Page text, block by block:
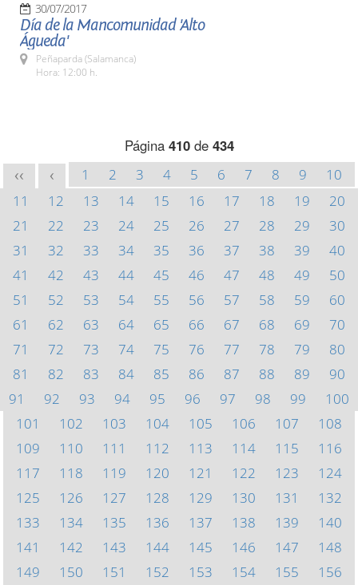
30/07/2017
Día de la Mancomunidad 'Alto
Águeda'
Peñaparda (Salamanca)
Hora: 12:00 h.
Página 410de 434
<< < 1 2 3 4 5 6 7 8 9
10
11
12 13 14 15 16 17 18 19
20
21
22 23 24 25 26 27 28 29
30
31
32 33 34 35 36 37 38 39
40
41
42 43 44 45 46 47 48 49
50
51
52 53 54 55 56 57 58 59
60
61
62 63 64 65 66 67 68 69
70
71
72 73 74 75 76 77 78 79
80
81
82 83 84 85 86 87 88 89
90
91
92 93 94 95 96 97 98 99
100
101
102 103 104 105 106 107
108
109
110 111 112 113 114 115
116
117
118 119 120 121 122 123
124
125
126 127 128 129 130 131
132
133
134 135 136 137 138 139
140
141
142 143 144 145 146 147
148
149
150 151 152 153 154 155
156